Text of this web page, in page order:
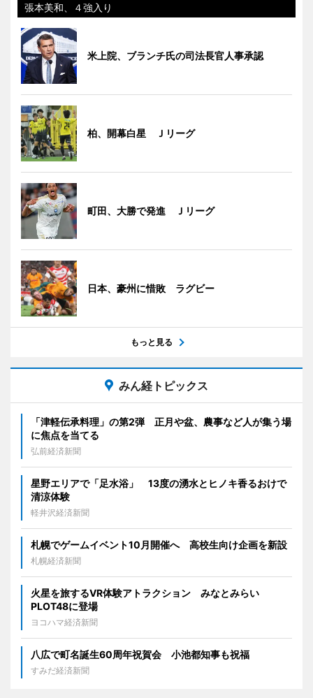
張本美和、４強入り
米上院、ブランチ氏の司法長官人事承認
柏、開幕白星 Ｊリーグ
町田、大勝で発進 Ｊリーグ
日本、豪州に惜敗 ラグビー
もっと見る
みん経トピックス
「津軽伝承料理」の第2弾 正月や盆、農事など人が集う場
に焦点を当てる
弘前経済新聞
星野エリアで「足水浴」 13度の湧水とヒノキ香るおけで
清涼体験
軽井沢経済新聞
札幌でゲームイベント10月開催へ 高校生向け企画を新設
札幌経済新聞
火星を旅するVR体験アトラクション みなとみらい
PLOT48に登場
ヨコハマ経済新聞
八広で町名誕生60周年祝賀会 小池都知事も祝福
すみだ経済新聞